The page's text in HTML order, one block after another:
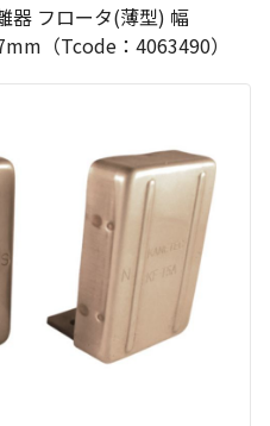
器 フロータ(薄型) 幅
（Tcode：4063490）